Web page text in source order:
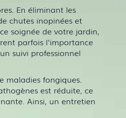
En éliminant les
chutes inopinées et
soignée de votre jardin,
parfois l'importance
suivi professionnel
maladies fongiques.
est réduite, ce
Ainsi, un entretien